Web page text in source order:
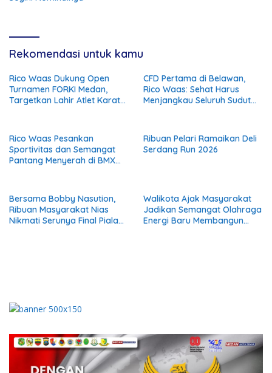
Rekomendasi untuk kamu
Rico Waas Dukung Open
Turnamen FORKI Medan,
Targetkan Lahir Atlet Karate
CFD Pertama di Belawan,
Rico Waas: Sehat Harus
Menjangkau Seluruh Sudut
Rico Waas Pesankan
Sportivitas dan Semangat
Pantang Menyerah di BMX
Ribuan Pelari Ramaikan Deli
Serdang Run 2026
Bersama Bobby Nasution,
Ribuan Masyarakat Nias
Nikmati Serunya Final Piala
Walikota Ajak Masyarakat
Jadikan Semangat Olahraga
Energi Baru Membangun